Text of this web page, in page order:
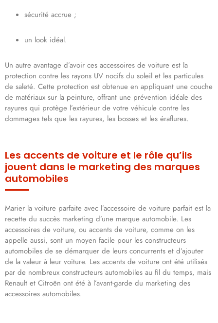
sécurité accrue ;
un look idéal.
Un autre avantage d’avoir ces accessoires de voiture est la
protection contre les rayons UV nocifs du soleil et les particules
de saleté. Cette protection est obtenue en appliquant une couche
de matériaux sur la peinture, offrant une prévention idéale des
rayures qui protège l’extérieur de votre véhicule contre les
dommages tels que les rayures, les bosses et les éraflures.
Les accents de voiture et le rôle qu’ils
jouent dans le marketing des marques
automobiles
Marier la voiture parfaite avec l’accessoire de voiture parfait est la
recette du succès marketing d’une marque automobile. Les
accessoires de voiture, ou accents de voiture, comme on les
appelle aussi, sont un moyen facile pour les constructeurs
automobiles de se démarquer de leurs concurrents et d’ajouter
de la valeur à leur voiture. Les accents de voiture ont été utilisés
par de nombreux constructeurs automobiles au fil du temps, mais
Renault et Citroën ont été à l’avant-garde du marketing des
accessoires automobiles.